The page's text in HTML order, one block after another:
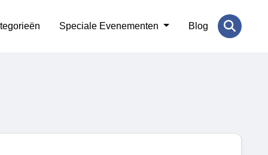
Speciale Evenementen Blog